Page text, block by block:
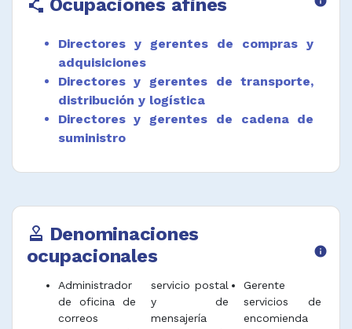
con políticas, estrategias de gestión y de la
Planear, dirigir y supervisar la formación,
entrenamiento, rendimiento, selección y
contratación del personal de acuerdo con
políticas y normativa de la empresa o
departamento.
Desempeñar funciones afines.
polyline Ocupaciones afines
Directores y gerentes de compras y
adquisiciones
Directores y gerentes de transporte,
distribución y logística
Directores y gerentes de cadena de
suministro
approval Denominaciones
ocupacionales
info
Administrador
de oficina de
correos
servicio postal
y de
mensajería
Gerente
servicios de
encomienda